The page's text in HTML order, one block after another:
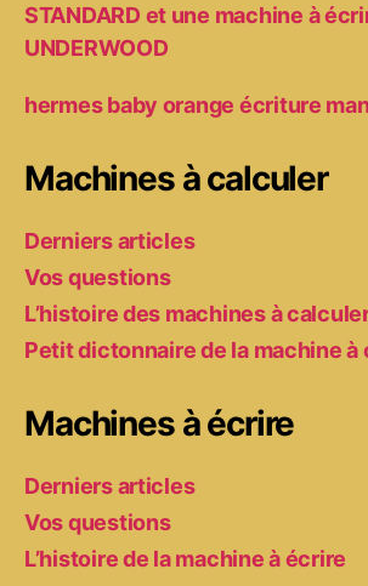
STANDARD et une machine à
UNDERWOOD
hermes baby orange écriture
Machines à calculer
Derniers articles
Vos questions
L’histoire des machines à
Petit dictonnaire de la machine à
Machines à écrire
Derniers articles
Vos questions
L’histoire de la machine à écrire